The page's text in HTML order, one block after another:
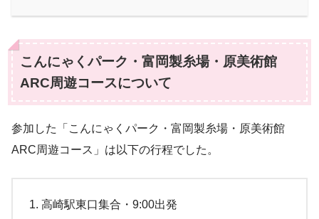
こんにゃくパーク・富岡製糸場・原美術館
ARC周遊コースについて
参加した「こんにゃくパーク・富岡製糸場・原美術館
ARC周遊コース」は以下の行程でした。
高崎駅東口集合・9:00出発